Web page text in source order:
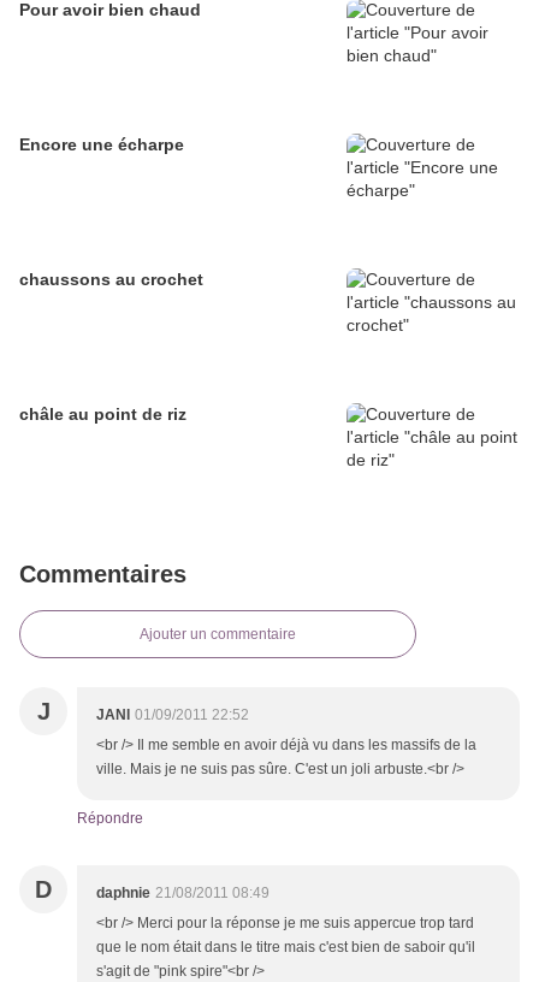
Pour avoir bien chaud
Encore une écharpe
chaussons au crochet
châle au point de riz
Commentaires
Ajouter un commentaire
J JANI
01/09/2011 22:52
<br /> Il me semble en avoir déjà vu dans les massifs de la
ville. Mais je ne suis pas sûre. C'est un joli arbuste.<br />
Répondre
D daphnie 21/08/2011 08:49
<br /> Merci pour la réponse je me suis appercue trop tard
que le nom était dans le titre mais c'est bien de saboir qu'il
s'agit de "pink spire"<br />